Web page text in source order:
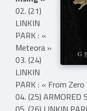
02. (21)
LINKIN
PARK : «
Meteora »
03. (24)
LINKIN
PARK : « From Zero
04. (25)